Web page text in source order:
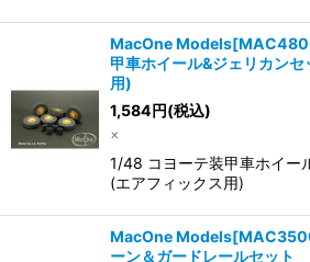
MacOne
甲車ホイール&ジェリカン
用)
1,584円(税込)
×
1/48 コヨーテ装甲車ホイー
(エアフィックス用)
MacOne
ーン＆ガードレールセット